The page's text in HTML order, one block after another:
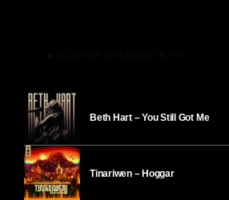
Beth Hart – You Still Got Me
Tinariwen – Hoggar